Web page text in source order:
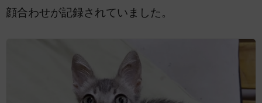
顔合わせが記録されていました。